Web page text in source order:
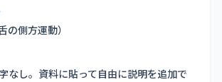
の側方運動）
なし。資料に貼って自由に説明を追加で